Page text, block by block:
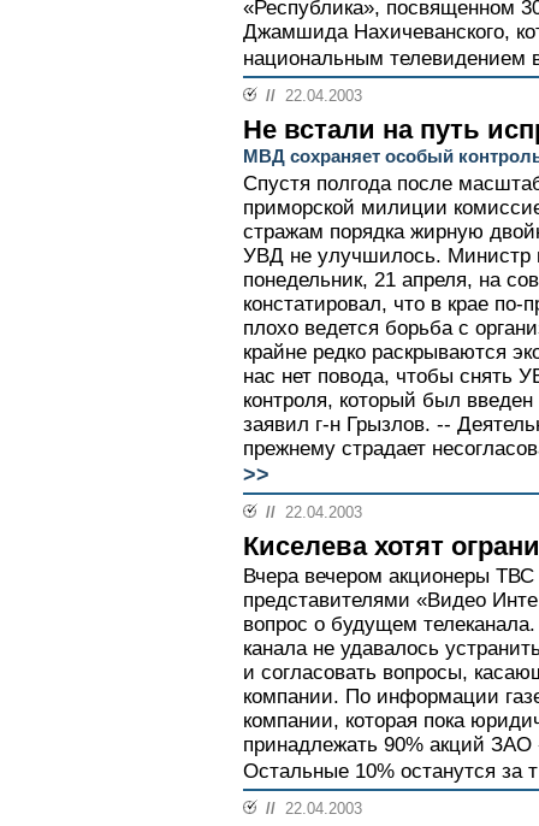
«Республика», посвященном
Джамшида Нахичеванского,
национальным телевидением
// 22.04.2003
Не встали на путь
МВД сохраняет особый
Спустя полгода после
приморской милиции
стражам порядка жирную
УВД не улучшилось. Министр
понедельник, 21 апреля, на
констатировал, что в крае по-
плохо ведется борьба с
крайне редко раскрываются
нас нет повода, чтобы снять
контроля, который был
заявил г-н Грызлов. --
прежнему страдает
>>
// 22.04.2003
Киселева хотят
Вчера вечером акционеры
представителями «Видео
вопрос о будущем
канала не удавалось
и согласовать вопросы,
компании. По информации
компании, которая пока
принадлежать 90% акций ЗАО
Остальные 10% останутся за
// 22.04.2003